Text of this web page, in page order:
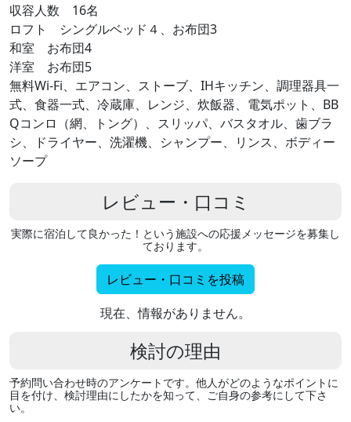
収容人数 16名
ロフト シングルベッド４、お布団3
和室 お布団4
洋室 お布団5
無料Wi-Fi、エアコン、ストーブ、IHキッチン、調理器具一
式、食器一式、冷蔵庫、レンジ、炊飯器、電気ポット、BB
Qコンロ（網、トング）、スリッパ、バスタオル、歯ブラ
シ、ドライヤー、洗濯機、シャンプー、リンス、ボディー
ソープ
レビュー・口コミ
実際に宿泊して良かった！という施設への応援メッセージを募集し
ております。
レビュー・口コミを投稿
現在、情報がありません。
検討の理由
予約問い合わせ時のアンケートです。他人がどのようなポイントに
目を付け、検討理由にしたかを知って、ご自身の参考にして下さ
い。